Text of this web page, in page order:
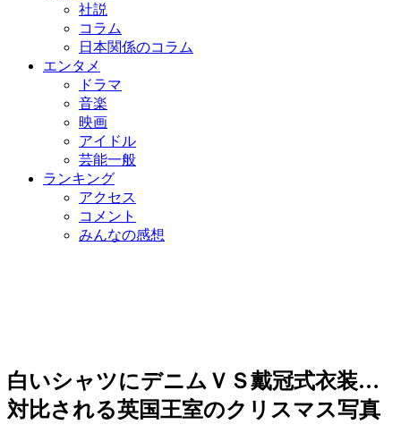
社説
コラム
日本関係のコラム
エンタメ
ドラマ
音楽
映画
アイドル
芸能一般
ランキング
アクセス
コメント
みんなの感想
白いシャツにデニムＶＳ戴冠式衣装…
対比される英国王室のクリスマス写真